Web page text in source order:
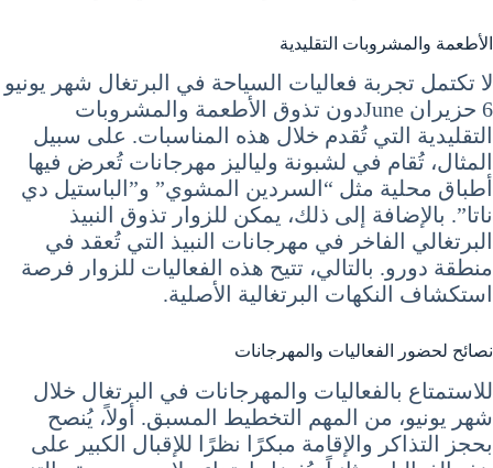
الأطعمة والمشروبات التقليدية
لا تكتمل تجربة فعاليات السياحة في البرتغال شهر يونيو
6 حزيران Juneدون تذوق الأطعمة والمشروبات
التقليدية التي تُقدم خلال هذه المناسبات. على سبيل
المثال، تُقام في لشبونة ولياليز مهرجانات تُعرض فيها
أطباق محلية مثل “السردين المشوي” و”الباستيل دي
ناتا”. بالإضافة إلى ذلك، يمكن للزوار تذوق النبيذ
البرتغالي الفاخر في مهرجانات النبيذ التي تُعقد في
منطقة دورو. بالتالي، تتيح هذه الفعاليات للزوار فرصة
استكشاف النكهات البرتغالية الأصلية.
نصائح لحضور الفعاليات والمهرجانات
للاستمتاع بالفعاليات والمهرجانات في البرتغال خلال
شهر يونيو، من المهم التخطيط المسبق. أولاً، يُنصح
بحجز التذاكر والإقامة مبكرًا نظرًا للإقبال الكبير على